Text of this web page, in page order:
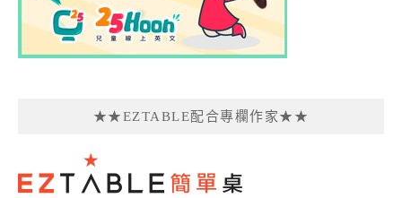
★★EZTABLE配合專欄作家★★